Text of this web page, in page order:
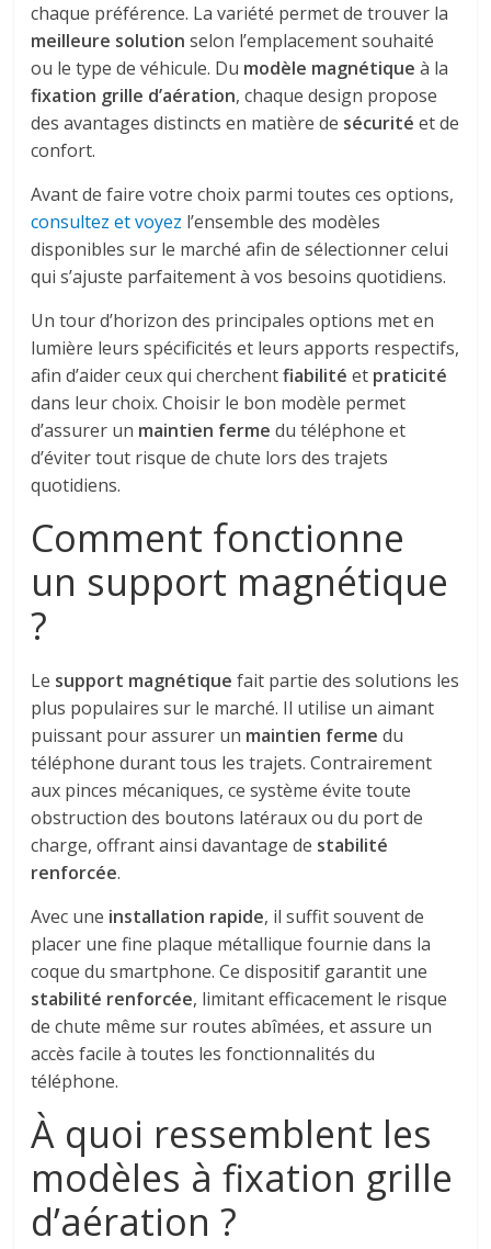
chaque préférence. La variété permet de trouver la
meilleure solution selon l’emplacement souhaité
ou le type de véhicule. Du modèle magnétique à la
fixation grille d’aération, chaque design propose
des avantages distincts en matière de sécurité et de
confort.
Avant de faire votre choix parmi toutes ces options,
consultez et voyez l’ensemble des modèles
disponibles sur le marché afin de sélectionner celui
qui s’ajuste parfaitement à vos besoins quotidiens.
Un tour d’horizon des principales options met en
lumière leurs spécificités et leurs apports respectifs,
afin d’aider ceux qui cherchentfiabilité et praticité
dans leur choix. Choisir le bon modèle permet
d’assurer un maintien ferme du téléphone et
d’éviter tout risque de chute lors des trajets
quotidiens.
Comment fonctionne
un support magnétique
?
Le support magnétique fait partie des solutions les
plus populaires sur le marché. Il utilise un aimant
puissant pour assurer un maintien ferme du
téléphone durant tous les trajets. Contrairement
aux pinces mécaniques, ce système évite toute
obstruction des boutons latéraux ou du port de
charge, offrant ainsi davantage de stabilité
renforcée.
Avec une installation rapide, il suffit souvent de
placer une fine plaque métallique fournie dans la
coque du smartphone. Ce dispositif garantit une
stabilité renforcée, limitant efficacement le risque
de chute même sur routes abîmées, et assure un
accès facile à toutes les fonctionnalités du
téléphone.
À quoi ressemblent les
modèles à fixation grille
d’aération ?